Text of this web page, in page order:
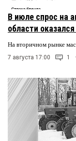
В июле спрос на
области
На вторичном рынке
7 августа 17:00 1